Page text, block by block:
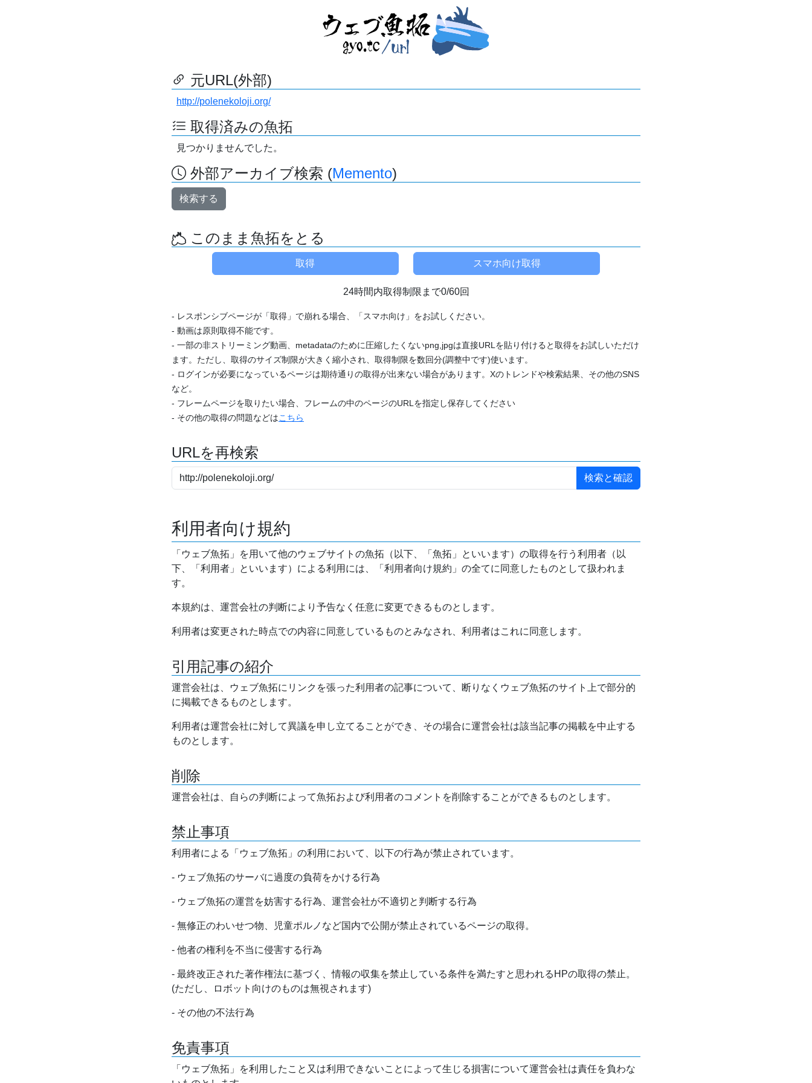
元URL(外部)
http://polenekoloji.org/
取得済みの魚拓
見つかりませんでした。
外部アーカイブ検索 (Memento)
検索する
このまま魚拓をとる
24時間内取得制限まで0/60回
- レスポンシブページが「取得」で崩れる場合、「スマホ向け」をお試しください。
- 動画は原則取得不能です。
- 一部の非ストリーミング動画、metadataのために圧縮したくないpng,jpgは直接URLを貼り付けると取得をお試しいただけ
ます。ただし、取得のサイズ制限が大きく縮小され、取得制限を数回分(調整中です)使います。
- ログインが必要になっているページは期待通りの取得が出来ない場合があります。Xのトレンドや検索結果、その他のSNS
など。
- フレームページを取りたい場合、フレームの中のページのURLを指定し保存してください
- その他の取得の問題などはこちら
URLを再検索
利用者向け規約
「ウェブ魚拓」を用いて他のウェブサイトの魚拓（以下、「魚拓」といいます）の取得を行う利用者（以
下、「利用者」といいます）による利用には、「利用者向け規約」の全てに同意したものとして扱われま
す。
本規約は、運営会社の判断により予告なく任意に変更できるものとします。
利用者は変更された時点での内容に同意しているものとみなされ、利用者はこれに同意します。
引用記事の紹介
運営会社は、ウェブ魚拓にリンクを張った利用者の記事について、断りなくウェブ魚拓のサイト上で部分的
に掲載できるものとします。
利用者は運営会社に対して異議を申し立てることができ、その場合に運営会社は該当記事の掲載を中止する
ものとします。
削除
運営会社は、自らの判断によって魚拓および利用者のコメントを削除することができるものとします。
禁止事項
利用者による「ウェブ魚拓」の利用において、以下の行為が禁止されています。
- ウェブ魚拓のサーバに過度の負荷をかける行為
- ウェブ魚拓の運営を妨害する行為、運営会社が不適切と判断する行為
- 無修正のわいせつ物、児童ポルノなど国内で公開が禁止されているページの取得。
- 他者の権利を不当に侵害する行為
- 最終改正された著作権法に基づく、情報の収集を禁止している条件を満たすと思われるHPの取得の禁止。
(ただし、ロボット向けのものは無視されます)
- その他の不法行為
免責事項
「ウェブ魚拓」を利用したこと又は利用できないことによって生じる損害について運営会社は責任を負わな